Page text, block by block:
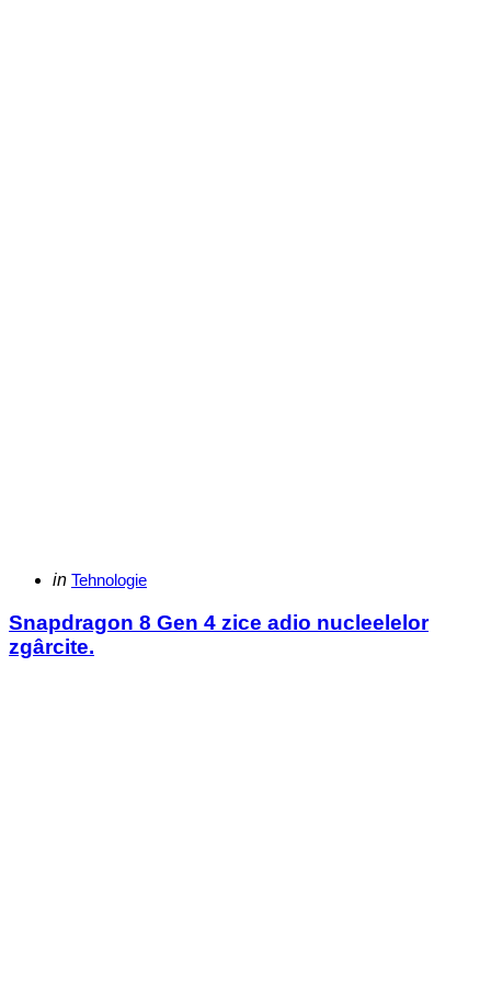
Categories
Posted
in Tehnologie
Snapdragon 8 Gen 4 zice adio nucleelelor
zgârcite.